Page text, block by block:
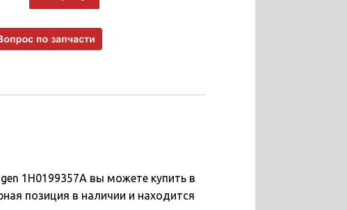
1H0199357A вы можете купить в
позиция в наличии и находится